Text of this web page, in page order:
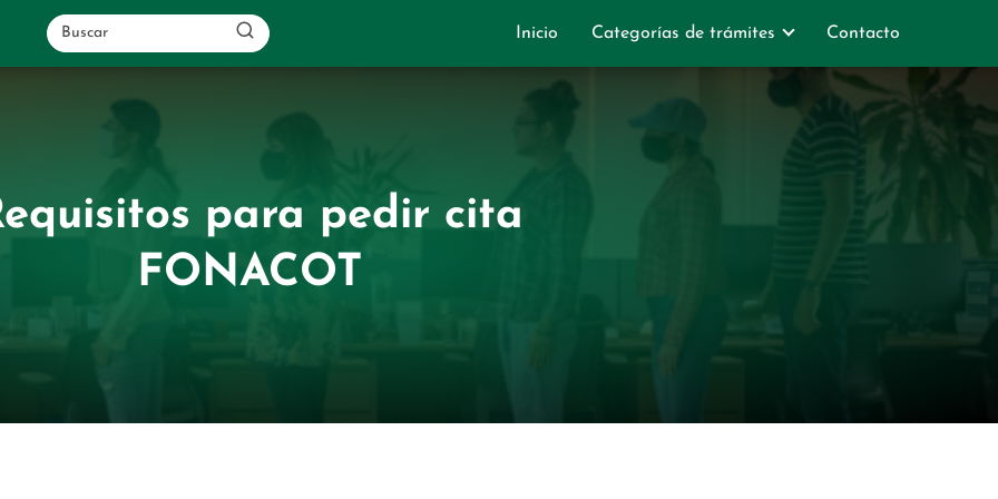
Inicio Categorías de trámites Contacto
para pedir cita
FONACOT